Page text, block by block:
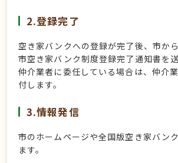
2.登録完了
空き家バンクへの登録が完了後、市か
市空き家バンク制度登録完了通知書を送
仲介業者に委任している場合は、仲介
付します。
3.情報発信
市のホームページや全国版空き家バン
ます。